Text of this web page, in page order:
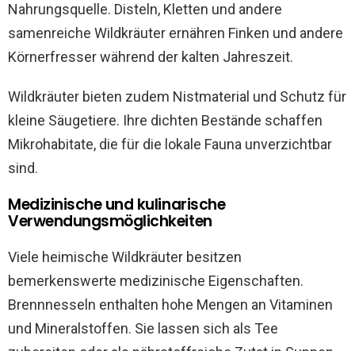
Nahrungsquelle. Disteln, Kletten und andere
samenreiche Wildkräuter ernähren Finken und andere
Körnerfresser während der kalten Jahreszeit.
Wildkräuter bieten zudem Nistmaterial und Schutz für
kleine Säugetiere. Ihre dichten Bestände schaffen
Mikrohabitate, die für die lokale Fauna unverzichtbar
sind.
Medizinische und kulinarische
Verwendungsmöglichkeiten
Viele heimische Wildkräuter besitzen
bemerkenswerte medizinische Eigenschaften.
Brennnesseln enthalten hohe Mengen an Vitaminen
und Mineralstoffen. Sie lassen sich als Tee